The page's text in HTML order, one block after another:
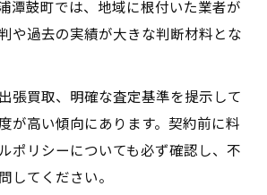
潭鼓町では、地域に根付いた業者が
や過去の実績が大きな判断材料とな
張買取、明確な査定基準を提示して
が高い傾向にあります。契約前に料
ポリシーについても必ず確認し、不
してください。